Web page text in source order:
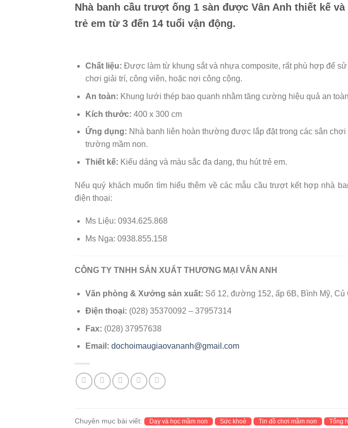
Nhà banh cầu trượt ống 1 sàn được Vân Anh thiết kế
trẻ em từ 3 đến 14 tuổi vận động.
Chất liệu: Được làm từ khung sắt và nhựa composite, rất phù hợp để
chơi giải trí, công viên, hoặc nơi công cộng.
An toàn: Khung lưới thép bao quanh nhằm tăng cường hiệu quả an
Kích thước: 400 x 300 cm
Ứng dụng: Nhà banh liên hoàn thường được lắp đặt trong các sân chơi
trường mầm non.
Thiết kế: Kiểu dáng và màu sắc đa dạng, thu hút trẻ em.
Nếu quý khách muốn tìm hiểu thêm về các mẫu cầu trượt kết hợp nhà
điện thoại:
Ms Liệu: 0934.625.868
Ms Nga: 0938.855.158
CÔNG TY TNHH SẢN XUẤT THƯƠNG MẠI VÂN ANH
Văn phòng & Xưởng sản xuất: Số 12, đường 152, ấp 6B, Bình Mỹ, Củ
Điện thoại: (028) 35370092 – 37957314
Fax: (028) 37957638
Email: dochoimaugiaovananh@gmail.com
Chuyên mục bài viết: Dạy và học mầm non Sức khoẻ Tin đồ chơi mầm non Tổng